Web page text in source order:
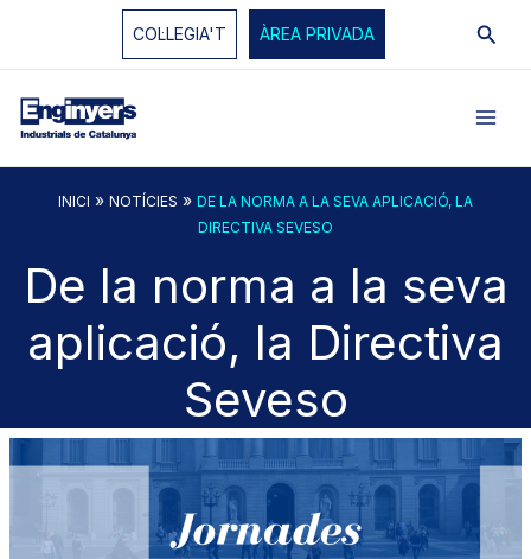
COL·LEGIA'T ÀREA PRIVADA
INICI » NOTÍCIES » DE LA NORMA A LA SEVA APLICACIÓ, LA
DIRECTIVA SEVESO
De la norma a la seva
aplicació, la Directiva
Seveso